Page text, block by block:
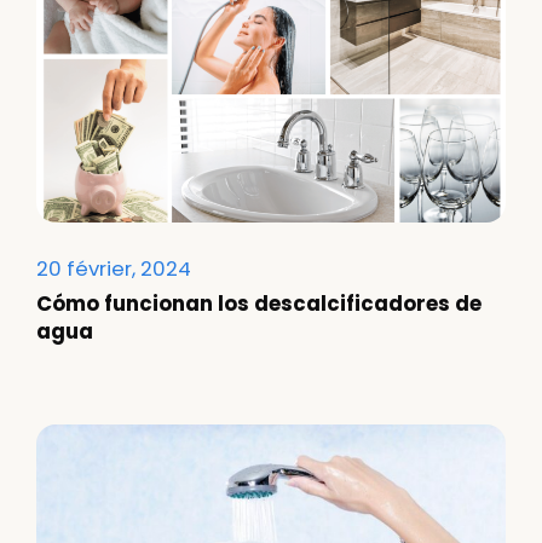
20 février, 2024
Cómo funcionan los descalcificadores de
agua